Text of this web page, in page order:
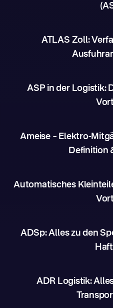
ATLAS Zoll:
ASP in der Logistik:
Ameise – Elektro-
Definition
Automatisches
ADSp: Alles zu den
ADR Logistik: